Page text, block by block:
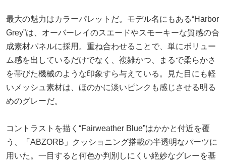
最大の魅力はカラーパレットだ。モデル名にもある“Harbor
Grey”は、オーバーレイのスエードやスモーキーな質感の合
成素材パネルに採用。重ね合わせることで、単にボリュー
ム感を出しているだけでなく、複雑かつ、まるで柔らかさ
を帯びた機械のような印象すら与えている。見た目にも軽
いメッシュ素材は、ほのかに淡いピンクも感じさせる明る
めのグレーだ。
コントラストを描く“Fairweather Blue”はかかと付近を覆
う、「ABZORB」クッショニング搭載の半透明なパーツに
用いた。一目すると何色か判別しにくい絶妙なグレーを基